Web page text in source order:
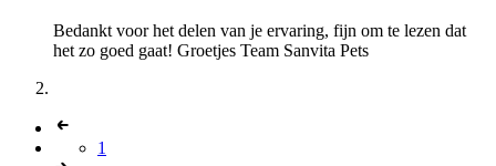
Bedankt voor het delen van je ervaring, fijn om te lezen dat
het zo goed gaat! Groetjes Team Sanvita Pets
1